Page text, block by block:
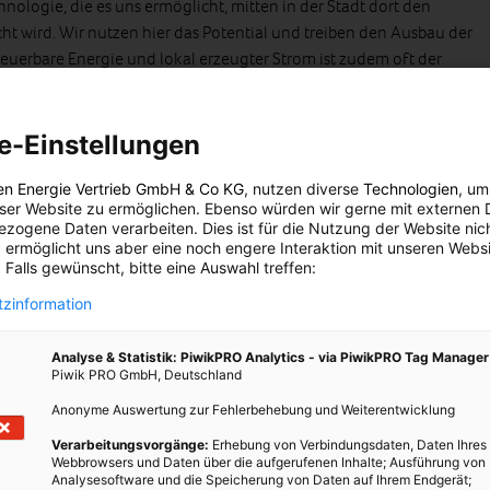
die es uns ermöglicht, mitten in der Stadt dort den
wird. Wir nutzen hier das Potential und treiben den Ausbau der
Energie und lokal erzeugter Strom ist zudem oft der
Kunden?
komplette PV-Anlage. Die Errichtung, die Wartung, alle
Kunde vor Ort muss praktisch nur noch den Strom
Dach entfällt zudem ein Großteil der Netzgebühren sowie
dadurch den Vorteil, lokal erzeugten PV-Strom günstiger zu
Netz. Im Modell von Wien Energie fallen für den Bezug
oder sonstige laufende Fixkosten an. Das heißt, es lohnt sich
untertags nur wenig Verbrauch haben.
Mehrparteienhauses zu einer PV-Anlage?
Arten passieren. Entweder wendet sich Wien Energie an die
oder sie wenden sich an uns. Mit den Hauseigentümern wird in
Einstellungen
Energie Vertrieb GmbH & Co KG, nutzen diverse Technologien,
Website zu ermöglichen. Ebenso würden wir gerne mit externen
Daten verarbeiten. Dies ist für die Nutzung der Website
ermöglicht uns aber eine noch engere Interaktion mit unseren
Falls gewünscht, bitte eine Auswahl treffen:
Analyse & Statistik: PiwikPRO Analytics - via PiwikPRO Tag Manager
Piwik PRO GmbH, Deutschland
Anonyme Auswertung zur Fehlerbehebung und Weiterentwicklung
Verarbeitungsvorgänge: Erhebung von Verbindungsdaten, Daten Ihres
Webbrowsers und Daten über die aufgerufenen Inhalte; Ausführung von
Analysesoftware und die Speicherung von Daten auf Ihrem Endgerät;